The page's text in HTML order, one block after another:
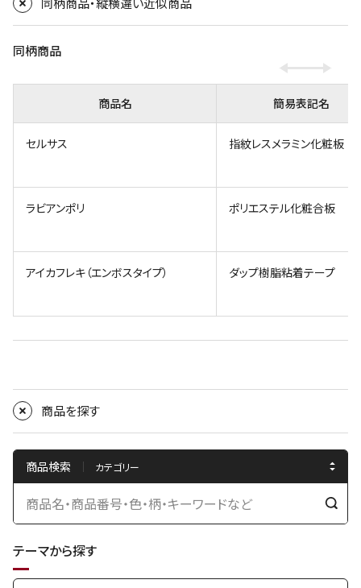
同柄商品
商品名 簡易表記名
セルサス 指紋レスメラミン化粧板
ラビアンポリ ポリエステル化粧合板
アイカフレキ（エンボスタイプ） ダップ樹脂粘着テープ
商品を探す
商品検索
検
テーマから探す